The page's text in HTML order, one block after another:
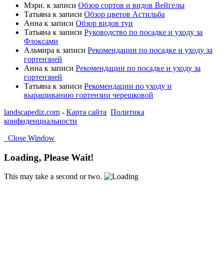
Мэри. к записи Обзор сортов и видов Вейгелы
Татьяна к записи Обзор цветов Астильба
Анна к записи Обзор видов туи
Татьяна к записи Руководство по посадке и уходу за
Флоксами
Альмира к записи Рекомендации по посадке и уходу за
гортензией
Анна к записи Рекомендации по посадке и уходу за
гортензией
Татьяна к записи Рекомендации по уходу и
выращиванию гортензии черешковой
landscapediz.com - Карта сайта Политика
конфиденциальности
Close Window
Loading, Please Wait!
This may take a second or two.